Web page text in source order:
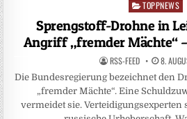
Posted
in
TOPPNEWS
Sprengstoff-Drohne in
Angriff „fremder Mächte“
RSS-FEED 8.
Die Bundesregierung bezeichnet den
„fremder Mächte“. Eine
vermeidet sie. Verteidigungsexperten